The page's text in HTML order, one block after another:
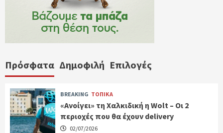
Πρόσφατα Δημοφιλή Επιλογές
BREAKING ΤΟΠΙΚΑ
«Ανοίγει» τη Χαλκιδική η Wolt – Οι 2
περιοχές που θα έχουν delivery
02/07/2026